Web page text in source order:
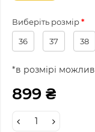
Виберіть розмір
36
37 38
*в розмірі
899 ₴